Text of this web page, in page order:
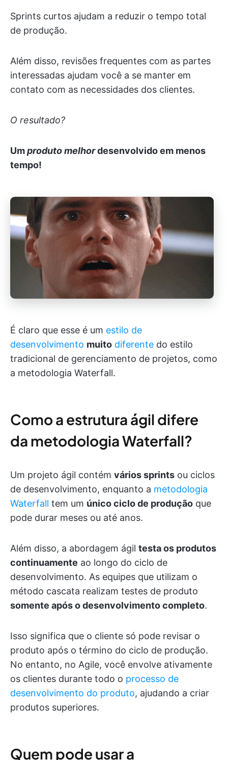
Sprints curtos ajudam a reduzir o tempo total
de produção.
Além disso, revisões frequentes com as partes
interessadas ajudam você a se manter em
contato com as necessidades dos clientes.
O resultado?
Umproduto melhordesenvolvido em menos
tempo!
É claro que esse é um estilo de
desenvolvimento muito diferente do estilo
tradicional de gerenciamento de projetos, como
a metodologia Waterfall.
Como a estrutura ágil difere
da metodologia Waterfall?
Um projeto ágil contém vários sprints ou ciclos
de desenvolvimento, enquanto a metodologia
Waterfall tem um único ciclo de produção que
pode durar meses ou até anos.
Além disso, a abordagem ágil testa os produtos
continuamente ao longo do ciclo de
desenvolvimento. As equipes que utilizam o
método cascata realizam testes de produto
somente após o desenvolvimento completo.
Isso significa que o cliente só pode revisar o
produto após o término do ciclo de produção.
No entanto, no Agile, você envolve ativamente
os clientes durante todo o processo de
desenvolvimento do produto, ajudando a criar
produtos superiores.
Quem pode usar a